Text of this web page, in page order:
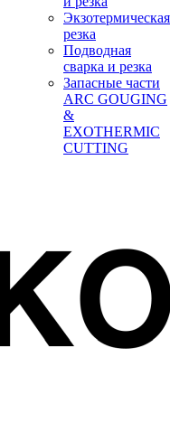
Экзотермическая
резка
Подводная
сварка и резка
Запасные части
ARC GOUGING
&
EXOTHERMIC
CUTTING